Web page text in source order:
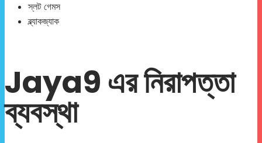
স্লট গেমস
ব্ল্যাকজ্যাক
Jaya9 এর নিরাপত্তা
ব্যবস্থা